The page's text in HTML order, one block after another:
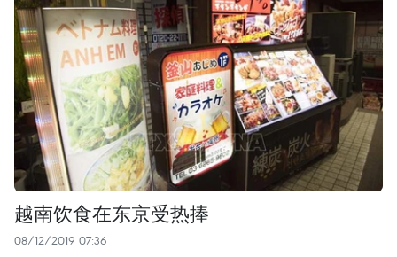
越南饮食在东京受热捧
08/12/2019 07:36